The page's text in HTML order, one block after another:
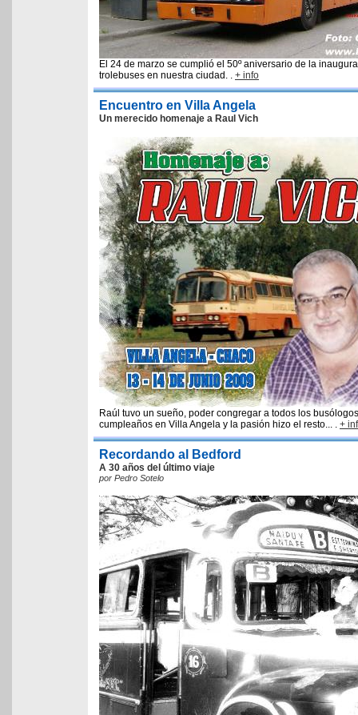
El 24 de marzo se cumplió el 50º aniversario de la
trolebuses en nuestra ciudad. . + info
Encuentro en Villa Angela
Un merecido homenaje a Raul Vich
Raúl tuvo un sueño, poder congregar a todos los
cumpleaños en Villa Angela y la pasión hizo el resto... . +
Recordando al Bedford
A 30 años del último viaje
por Pedro Sotelo